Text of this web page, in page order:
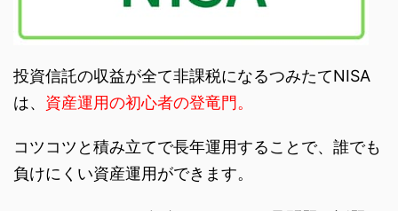
投資信託の収益が全て非課税になるつみたてNISA
は、 資産運用の初心者の登竜門。
コツコツと積み立てで長年運用することで、誰でも
負けにくい資産運用ができます。